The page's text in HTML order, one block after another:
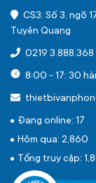
CS3: Số 3, ngõ
Tuyên Quang
0219 3.888.368
8:00 - 17: 30
Đang online: 17
Hôm qua: 2,860
Tổng truy cập: